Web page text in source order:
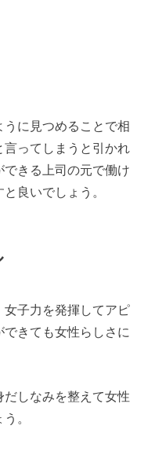
うに見つめることで相
ってしまうと引かれ
きる上司の元で働け
良いでしょう。
子力を発揮してアピ
きても女性らしさに
しなみを整えて女性
。